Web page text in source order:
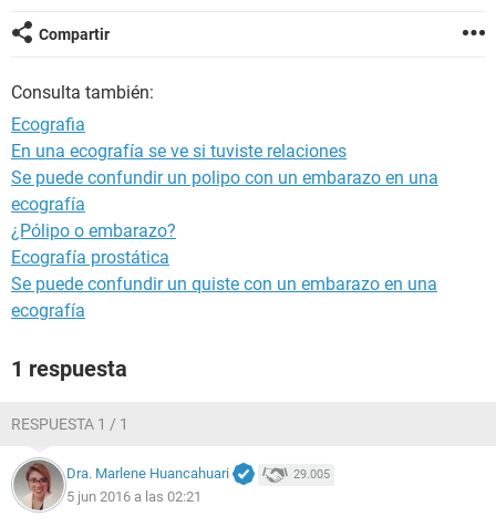
Compartir
Consulta también:
Ecografia
En una ecografía se ve si tuviste relaciones
Se puede confundir un polipo con un embarazo en una
ecografía
¿Pólipo o embarazo?
Ecografía prostática
Se puede confundir un quiste con un embarazo en una
ecografía
1 respuesta
RESPUESTA 1 / 1
Dra. Marlene Huancahuari 29.005
5 jun 2016 a las 02:21